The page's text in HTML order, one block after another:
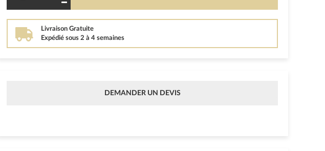
Livraison Gratuite
Expédié sous 2 à 4 semaines
DEMANDER UN DEVIS